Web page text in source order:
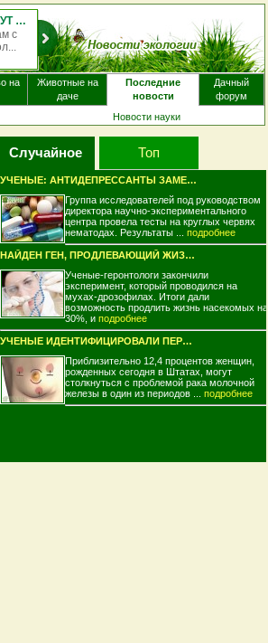
Однократная доза псилоцибина —
некоторых видах галлюциногенных
на
Животные на
даче
Последние
новости
Дачный
форум
Новости науки
Случайное Топ
УЧЕНЫЕ: АНТИДЕПРЕССАНТЫ ЗАМЕДЛЯЮТ ПРОЦЕС..
Группа исследователей под руководством
директора научно-экспериментального
центра провела тесты на круглых червях
нематодах. Результаты ...
подробнее
НАЙДЕН ГЕН, ПРОДЛЕВАЮЩИЙ ЖИЗНЬ НА 30%..
Ученые-геронтологи закончили
эксперимент, который проводился на
мухах-дрозофилах. Итоги дали
возможность продлить жизнь насекомых на
30%, и подробнее
УЧЕНЫЕ ИДЕНТИФИЦИРОВАЛИ ПЕРВООЧЕРЕДНЫЕ Х..
Приблизительно 12,4 процентов женщин,
рожденных сегодня в Штатах, могут
столкнуться с проблемой рака молочной
железы в один из периодов ...
подробнее